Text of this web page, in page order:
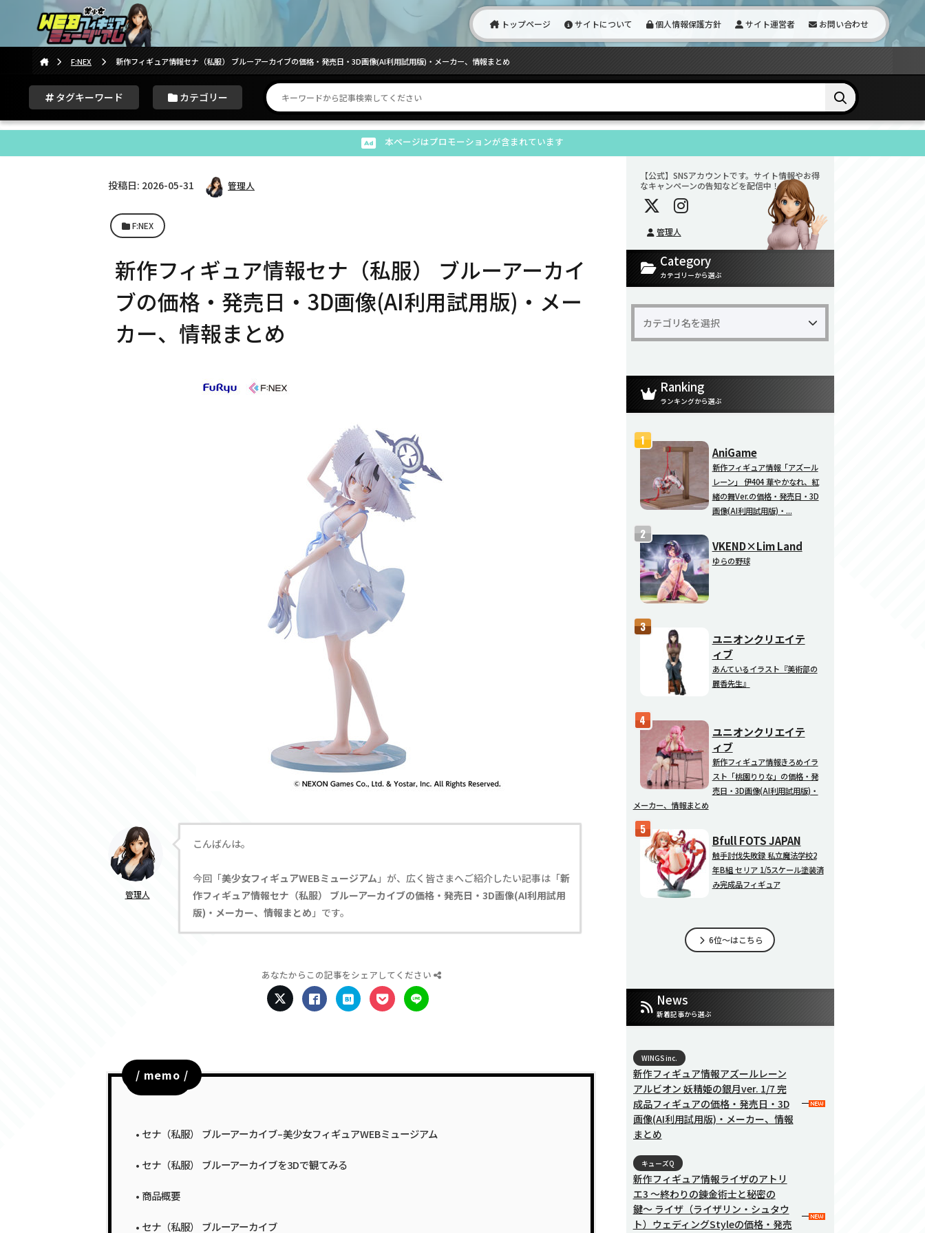
トップページ サイトについて 個人情報保護方針 サイト運営者 お問い合わせ
F:NEX 新作フィギュア情報セナ（私服） ブルーアーカイブの価格・発売日・3D画像(AI利用試用版)・メーカー、情報まとめ
タグキーワード カテゴリー
本ページはプロモーションが含まれています
投稿日: 2026-05-31 管理人
F:NEX
新作フィギュア情報セナ（私服） ブルーアーカイ
ブの価格・発売日・3D画像(AI利用試用版)・メー
カー、情報まとめ
管理人
こんばんは。
今回「美少女フィギュアWEBミュージアム 」が、広く皆さまへご紹介したい記事は「新
作フィギュア情報セナ（私服） ブルーアーカイブの価格・発売日・3D画像(AI利用試用
版)・メーカー、情報まとめ 」です。
あなたからこの記事をシェアしてください
目次
セナ（私服） ブルーアーカイブ–美少女フィギュアWEBミュージアム
セナ（私服） ブルーアーカイブを3Dで観てみる
商品概要
セナ（私服） ブルーアーカイブ
/ memo /
【公式】SNSアカウントです。サイト情報やお得
なキャンペーンの告知などを配信中！
管理人
Category
カテゴリーから選ぶ
Ranking
ランキングから選ぶ
AniGame
新作フィギュア情報「アズール
レーン」 伊404 華やかなれ、紅
緒の舞Ver.の価格・発売日・3D
画像(AI利用試用版)・...
VKEND×Lim Land
ゆらの野球
ユニオンクリエイテ
ィブ
あんているイラスト『美術部の
麗香先生』
ユニオンクリエイテ
ィブ
新作フィギュア情報きろめイラ
スト「桃園りりな」の価格・発
売日・3D画像(AI利用試用版)・
メーカー、情報まとめ
Bfull FOTS JAPAN
触手討伐失敗録 私立魔法学校2
年B組 セリア 1/5スケール塗装済
み完成品フィギュア
6位～はこちら
News
新着記事から選ぶ
WINGS inc.
新作フィギュア情報アズールレーン
アルビオン 妖精姫の銀月ver. 1/7 完
成品フィギュアの価格・発売日・3D
画像(AI利用試用版)・メーカー、情報
まとめ
キューズQ
新作フィギュア情報ライザのアトリ
エ3 〜終わりの錬金術士と秘密の
鍵〜 ライザ（ライザリン・シュタウ
ト）ウェディングStyleの価格・発売